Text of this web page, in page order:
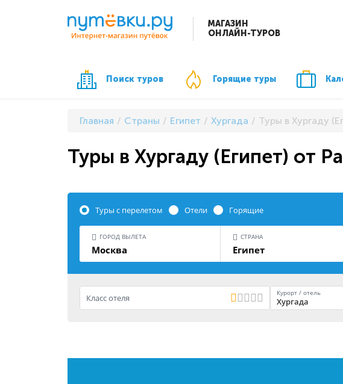
МАГАЗИН
ОНЛАЙН-ТУРОВ
Поиск туров Горящие туры
Главная Страны Египет Хургада Туры в Хургаду
Туры в Хургаду (Египет) от
Туры с перелетом Отели Горящие
ГОРОД ВЫЛЕТА
Москва
СТРАНА
Египет
Класс отеля Курорт / отель
Хургада